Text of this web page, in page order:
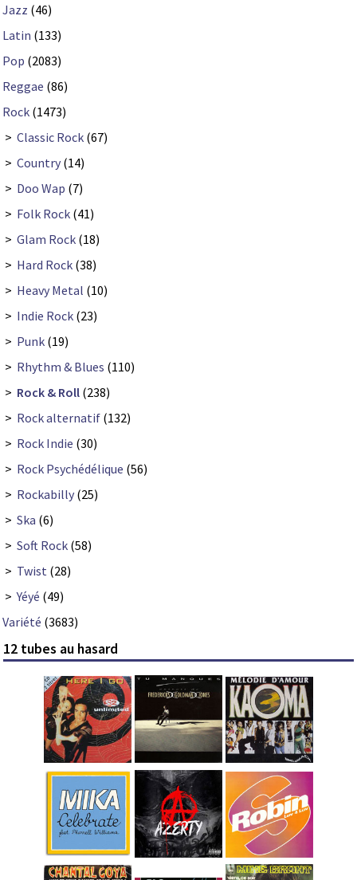
Jazz (46)
Latin (133)
Pop (2083)
Reggae (86)
Rock (1473)
> Classic Rock (67)
> Country (14)
> Doo Wap (7)
> Folk Rock (41)
> Glam Rock (18)
> Hard Rock (38)
> Heavy Metal (10)
> Indie Rock (23)
> Punk (19)
> Rhythm & Blues (110)
> Rock & Roll (238)
> Rock alternatif (132)
> Rock Indie (30)
> Rock Psychédélique (56)
> Rockabilly (25)
> Ska (6)
> Soft Rock (58)
> Twist (28)
>Yéyé (49)
Variété (3683)
12 tubes au hasard